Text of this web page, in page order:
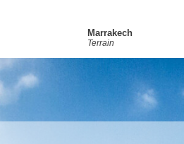
Marrakech
Terrain